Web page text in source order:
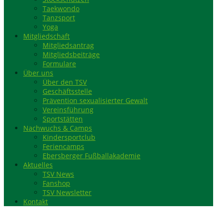
Taekwondo
Tanzsport
Yoga
Mitgliedschaft
Mitgliedsantrag
Mitgliedsbeiträge
Formulare
Über uns
Über den TSV
Geschäftsstelle
Prävention sexualisierter Gewalt
Vereinsführung
Sportstätten
Nachwuchs & Camps
Kindersportclub
Feriencamps
Ebersberger Fußballakademie
Aktuelles
TSV News
Fanshop
TSV Newsletter
Kontakt